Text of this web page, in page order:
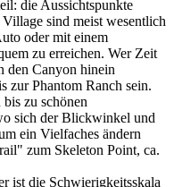
die Aussichtspunkte
sind meist wesentlich
oder mit einem
zu erreichen. Wer Zeit
den Canyon hinein
zur Phantom Ranch sein.
zu schönen
sich der Blickwinkel und
ein Vielfaches ändern
zum Skeleton Point, ca.
ist die Schwierigkeitsskala